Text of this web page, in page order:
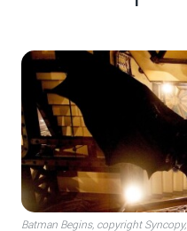
Batman Begins, copyright